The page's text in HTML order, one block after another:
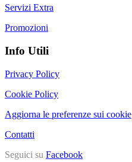
Servizi Extra
Promozioni
Info Utili
Privacy Policy
Cookie Policy
Aggiorna le preferenze sui cookie
Contatti
Seguici su Facebook